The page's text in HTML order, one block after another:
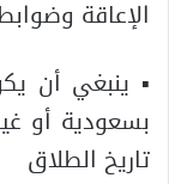
الإعاقة
▪ ينبغي أن
بسعودية أو
تاريخ الطلاق